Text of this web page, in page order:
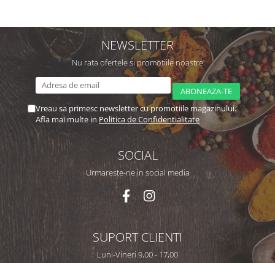
NEWSLETTER
Nu rata ofertele si promotiile noastre
Vreau sa primesc newsletter cu promotiile magazinului.
Afla mai multe in Politica de Confidentialitate
SOCIAL
Urmareste-ne in social media
SUPORT CLIENTI
Luni-Vineri 9,00 - 17,00